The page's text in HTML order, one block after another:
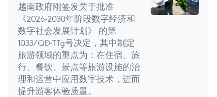
越南政府刚签发关于批准
《2026-2030年阶段数字经济和
数字社会发展计划》 的第
1033/QĐ-TTg号决定，其中制定
旅游领域的重点为：在住宿、旅
行、餐饮、景点等旅游设施的治
理和运营中应用数字技术，进而
提升游客体验质量。